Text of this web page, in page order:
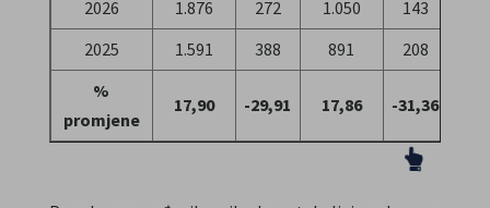
2026
1.876 272 1.050 143
2025
1.591 388 891 208
%
promjene
17,90 -29,91 17,86 -31,36